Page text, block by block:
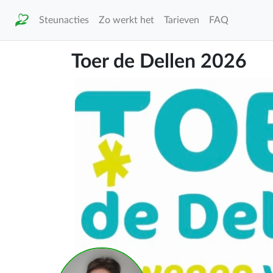
Steunacties Zo werkt het Tarieven FAQ
Toer de Dellen 2026